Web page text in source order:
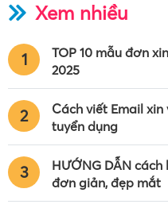
Xem nhiều
1
TOP 10 mẫu đơn
2025
2
Cách viết Email
tuyển dụng
3
HƯỚNG DẪN
đơn giản, đẹp mắt